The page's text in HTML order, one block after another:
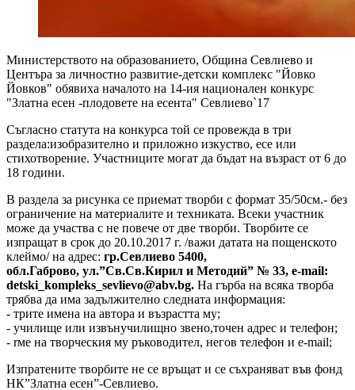
Министерството на образованието, Община Севлиево и
Центъра за личностно развитие-детски комплекс "Йовко
Йовков" обявиха началото на 14-ия национален конкурс
"Златна есен -плодовете на есента" Севлиево`17
Съгласно статута на конкурса той се провежда в три
раздела:изобразително и приложно изкуство, есе или
стихотворение. Участниците могат да бъдат на възраст от 6 до
18 години.
В раздела за рисунка се приемат творби с формат 35/50см.- без
ограничение на материалите и техниката. Всеки участник
може да участва с не повече от две творби. Творбите се
изпращат в срок до 20.10.2017 г. /важи датата на пощенското
клеймо/ на адрес: гр.Севлиево 5400,
обл.Габрово, ул.”Св.Св.Кирил и Методий” № 33, е-mail:
detski_kompleks_sevlievo@abv.bg. На гърба на всяка творба
трябва да има задължително следната информация:
- трите имена на автора и възрастта му;
- училище или извънучилищно звено,точен адрес и телефон;
- rме на творческия му ръководител, негов телефон и е-mail;
Изпратените творбите не се връщат и се съхраняват във фонд
НК”Златна есен”-Севлиево.